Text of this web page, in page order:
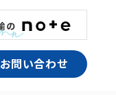
お問い合わせ